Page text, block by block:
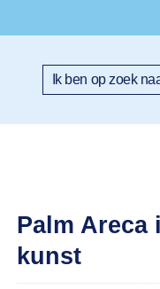
Zoeken
Palm Areca
kunst